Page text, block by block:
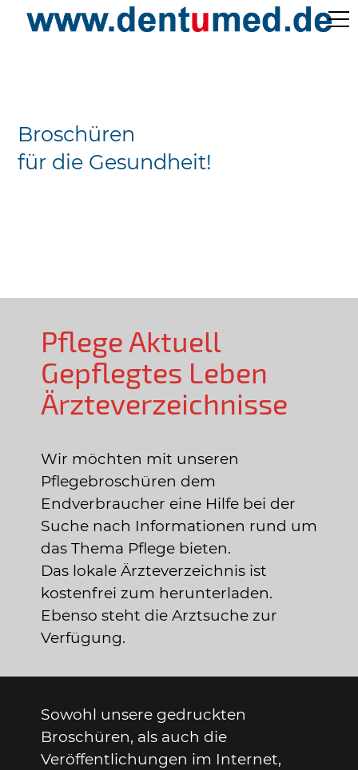
Ärzteverzeichnisse
Broschüren
für die Gesundheit!
Pflege Aktuell
Gepflegtes Leben
Ärzteverzeichnisse
Wir möchten mit unseren
Pflegebroschüren dem
Endverbraucher eine Hilfe bei der
Suche nach Informationen rund um
das Thema Pflege bieten.
Das lokale Ärzteverzeichnis ist
kostenfrei zum herunterladen.
Ebenso steht die Arztsuche zur
Verfügung.
Sowohl unsere gedruckten
Broschüren, als auch die
Veröffentlichungen im Internet,